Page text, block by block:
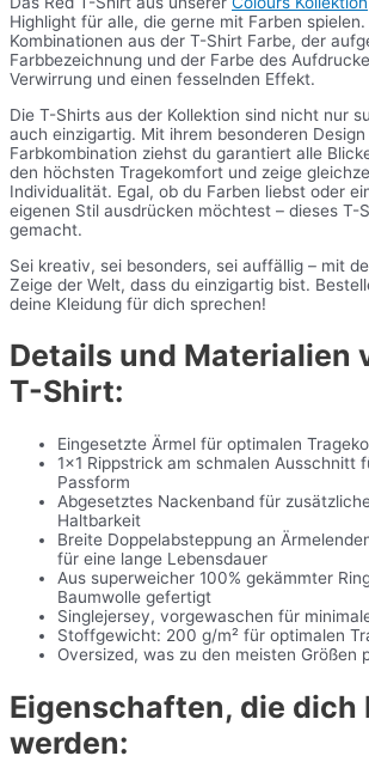
Highlight für alle, die gerne mit Farben
Kombinationen aus der T-Shirt Farbe, der
Farbbezeichnung und der Farbe des
Verwirrung und einen fesselnden Effekt.
Die T-Shirts aus der Kollektion sind nicht nur
auch einzigartig. Mit ihrem besonderen
Farbkombination ziehst du garantiert alle
den höchsten Tragekomfort und zeige
Individualität. Egal, ob du Farben liebst oder
eigenen Stil ausdrücken möchtest – dieses T-
gemacht.
Sei kreativ, sei besonders, sei auffällig – mit
Zeige der Welt, dass du einzigartig bist.
deine Kleidung für dich sprechen!
Details und Materialien
T-Shirt:
Eingesetzte Ärmel für optimalen
1×1 Rippstrick am schmalen Ausschnitt
Passform
Abgesetztes Nackenband für
Haltbarkeit
Breite Doppelabsteppung an
für eine lange Lebensdauer
Aus superweicher 100% gekämmter
Baumwolle gefertigt
Singlejersey, vorgewaschen für
Stoffgewicht: 200 g/m² für optimalen
Oversized, was zu den meisten Größen
Eigenschaften, die dich
werden: